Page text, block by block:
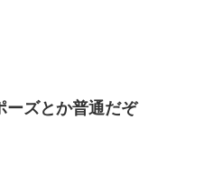
ーズとか普通だぞ